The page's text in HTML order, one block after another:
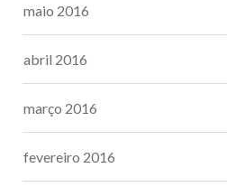
maio 2016
abril 2016
março 2016
fevereiro 2016